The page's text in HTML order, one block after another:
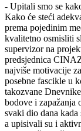
- Upitali smo se
Kako će steći
prema pojedinim
kvalitetno osmisliti
supervizor na
predsjednica
najviše motivacije
posebne fascikle u
takozvane
bodove i zapažanja
svaki dio dana
a upisivali su i